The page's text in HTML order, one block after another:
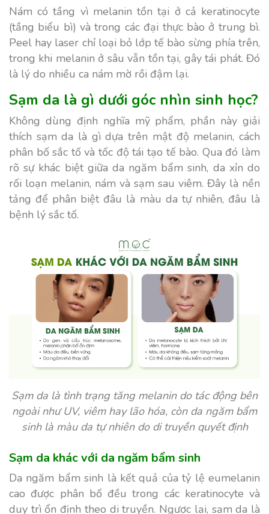
Nám có tầng vì melanin tồn tại ở cả keratinocyte
(tầng biểu bì) và trong các đại thực bào ở trung bì.
Peel hay laser chỉ loại bỏ lớp tế bào sừng phía trên,
trong khi melanin ở sâu vẫn tồn tại, gây tái phát. Đó
là lý do nhiều ca nám mờ rồi đậm lại.
Sạm da là gì dưới góc nhìn sinh học?
Không dùng định nghĩa mỹ phẩm, phần này giải
thích sạm da là gì dựa trên mật độ melanin, cách
phân bố sắc tố và tốc độ tái tạo tế bào. Qua đó làm
rõ sự khác biệt giữa da ngăm bẩm sinh, da xỉn do
rối loạn melanin, nám và sạm sau viêm. Đây là nền
tảng để phân biệt đâu là màu da tự nhiên, đâu là
bệnh lý sắc tố.
Sạm da là tình trạng tăng melanin do tác động bên
ngoài như UV, viêm hay lão hóa, còn da ngăm bẩm
sinh là màu da tự nhiên do di truyền quyết định
Sạm da khác với da ngăm bẩm sinh
Da ngăm bẩm sinh là kết quả của tỷ lệ eumelanin
cao được phân bố đều trong các keratinocyte và
duy trì ổn định theo di truyền. Ngược lại, sạm da là